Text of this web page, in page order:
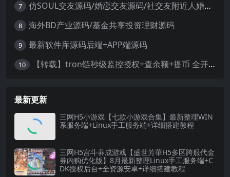
7 仿SOUL交友源码/婚恋交友源码/社交友附近人婚恋约仿陌陌APP源码系统
8 海外BD产业源码/基金共享投资理财源码
9 最新软件库源码后端+APP端源码
10 【转载】tron链秒级监控授权+查余额+提币 全开源带视频教程文字教程
最新更新
三网H5小游戏【七款小游戏合集】最新整理WIN
系服务端+Linux手工服务端+详细搭建教程
三网H5宫斗养成游戏【盛世芳華H5多区跨服代金
券内购优化版】8月最新整理Linux手工服务端+C
DK授权后台+全资源安卓+详细搭建教程